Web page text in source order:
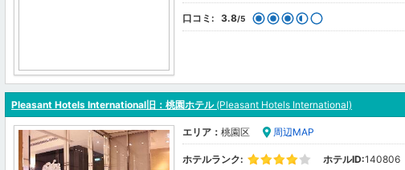
口コミ: 3.8/5
Pleasant Hotels International旧：桃園ホテル(Pleasant Hotels International)
エリア： 桃園区 周辺MAP
ホテルランク: ホテルID:140806